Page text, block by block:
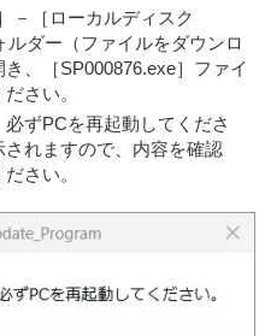
からお客さまに対して使用
ウェアの著作権等の知的財産
ん。
の非独占的な使用権をお客さ
ソフトウェアの使用権とは、
－［ローカルディスク
ルダー（ファイルをダウンロ
、［SP000876.exe］ファイ
さい。
必ずPCを再起動してくださ
れますので、内容を確認
さい。